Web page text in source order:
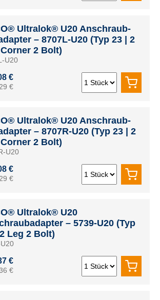
Ultralok® U20 Anschraub-
– 8707L-U20 (Typ 23 | 2
2 Bolt)
U20
€
€
Ultralok® U20 Anschraub-
– 8707R-U20 (Typ 23 | 2
2 Bolt)
U20
€
€
Ultralok® U20
– 5739-U20 (Typ
Leg 2 Bolt)
€
€